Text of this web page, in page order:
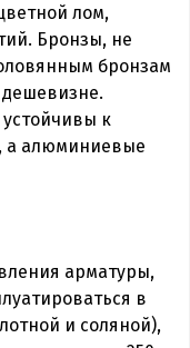
лом,
Бронзы, не
бронзам
дешевизне.
к
а алюминиевые
арматуры,
в
и соляной),